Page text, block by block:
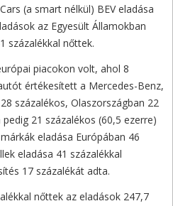
(a smart nélkül) BEV eladása
az Egyesült Államokban
százalékkal nőttek.
piacokon volt, ahol 8
értékesített a Mercedes-Benz,
százalékos, Olaszországban 22
21 százalékos (60,5 ezerre)
eladása Európában 46
eladása 41 százalékkal
17 százalékát adta.
nőttek az eladások 247,7